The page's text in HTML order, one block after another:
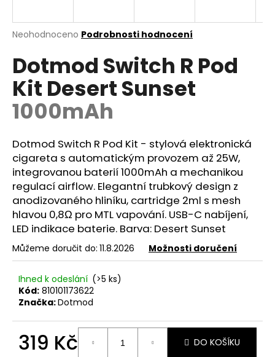
Průměrné
produktu
je
0,0
5
hvězdiček.
Neohodnoceno Podrobnosti hodnocení
Dotmod Switch R Pod
Kit Desert Sunset
1000mAh
Dotmod Switch R Pod Kit - stylová elektronická
cigareta s automatickým provozem až 25W,
integrovanou baterií 1000mAh a mechanikou
regulací airflow. Elegantní trubkový design z
anodizovaného hliníku, cartridge 2ml s mesh
hlavou 0,8Ω pro MTLvapování. USB-C nabíjení,
LED indikace baterie. Barva: Desert Sunset
Můžeme doručit do: 11.8.2026 Možnosti doručení
Ihned k odeslání (>5 ks)
Kód: 810101173622
Značka:Dotmod
319 Kč DO KOŠÍKU
j
t
?
HLEDAT
D
o
p
o
r
u
č
u
e
m
e